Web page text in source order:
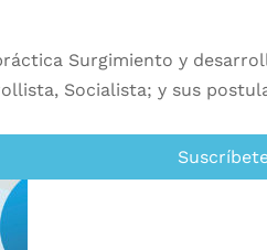
Surgimiento y
Socialista; y sus